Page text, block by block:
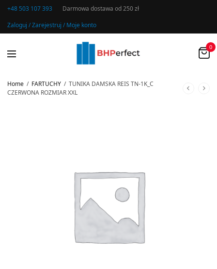
+48 503 107 393 Darmowa dostawa od 250 zł
Zaloguj / Zarejestruj / Moje konto
0
Home / FARTUCHY / TUNIKA DAMSKA REIS TN-1K_C
CZERWONA ROZMIAR XXL